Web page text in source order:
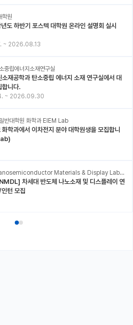
원
하반기 포스텍 대학원 온라인 설명회 실시
~ 2026.08.13
중립에너지소재연구실
재공학과 탄소중립 에너지 소재 연구실에서 대
합니다.
~ 2026.09.30
반대학원 화학과 EIEM Lab
학과에서 이차전지 분야 대학원생을 모집합니
한양대학교 Nanosemiconductor Materials & Display Laboratory
차세대 반도체 나노소재 및 디스플레이 연
턴 모집